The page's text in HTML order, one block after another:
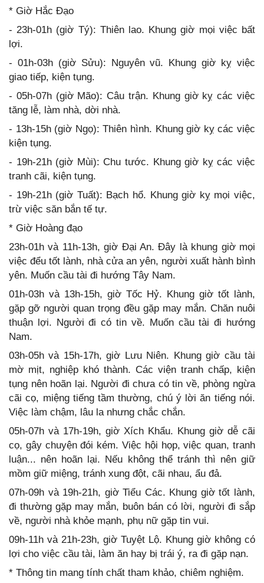
* Giờ Hắc Đạo
- 23h-01h (giờ Tý): Thiên lao. Khung giờ mọi việc bất
lợi.
- 01h-03h (giờ Sửu): Nguyên vũ. Khung giờ kỵ việc
giao tiếp, kiện tụng.
- 05h-07h (giờ Mão): Câu trận. Khung giờ kỵ các việc
tăng lễ, làm nhà, dời nhà.
- 13h-15h (giờ Ngọ): Thiên hình. Khung giờ kỵ các việc
kiện tụng.
- 19h-21h (giờ Mùi): Chu tước. Khung giờ kỵ các việc
tranh cãi, kiện tụng.
- 19h-21h (giờ Tuất): Bạch hổ. Khung giờ kỵ mọi việc,
trừ việc săn bắn tế tự.
* Giờ Hoàng đạo
23h-01h và 11h-13h, giờ Đại An. Đây là khung giờ mọi
việc đểu tốt lành, nhà cửa an yên, người xuất hành bình
yên. Muốn cầu tài đi hướng Tây Nam.
01h-03h và 13h-15h, giờ Tốc Hỷ. Khung giờ tốt lành,
gặp gỡ người quan trọng đều gặp may mắn. Chăn nuôi
thuận lợi. Người đi có tin về. Muốn cầu tài đi hướng
Nam.
03h-05h và 15h-17h, giờ Lưu Niên. Khung giờ cầu tài
mờ mịt, nghiệp khó thành. Các viện tranh chấp, kiện
tụng nên hoãn lại. Người đi chưa có tin về, phòng ngừa
cãi cọ, miệng tiếng tầm thường, chú ý lời ăn tiếng nói.
Việc làm chậm, lâu la nhưng chắc chắn.
05h-07h và 17h-19h, giờ Xích Khẩu. Khung giờ dễ cãi
cọ, gây chuyện đói kém. Việc hội họp, việc quan, tranh
luận... nên hoãn lại. Nếu không thể tránh thì nên giữ
mồm giữ miệng, tránh xung đột, cãi nhau, ẩu đả.
07h-09h và 19h-21h, giờ Tiểu Các. Khung giờ tốt lành,
đi thường gặp may mắn, buôn bán có lời, người đi sắp
về, người nhà khỏe mạnh, phụ nữ gặp tin vui.
09h-11h và 21h-23h, giờ Tuyệt Lộ. Khung giờ không có
lợi cho việc cầu tài, làm ăn hay bị trái ý, ra đi gặp nạn.
* Thông tin mang tính chất tham khảo, chiêm nghiệm.